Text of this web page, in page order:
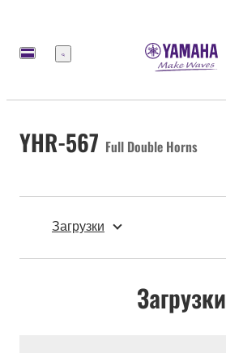
Меню
YHR-567 Full Double Horns
Загрузки
Загрузки